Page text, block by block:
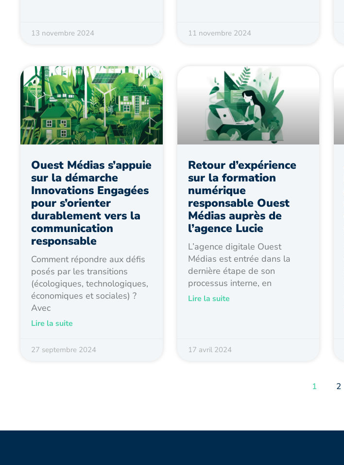
13 novembre 2024 11 novembre 2024
Ouest Médias s’appuie
sur la démarche
Innovations Engagées
pour s’orienter
durablement vers la
communication
responsable
Comment répondre aux défis
posés par les transitions
(écologiques, technologiques,
économiques et sociales) ?
Avec
Lire la suite
27 septembre 2024
Retour d’expérience
sur la formation
numérique
responsable Ouest
Médias auprès de
l’agence Lucie
L’agence digitale Ouest
Médias est entrée dans la
dernière étape de son
processus interne, en
Lire la suite
17 avril 2024
1 2